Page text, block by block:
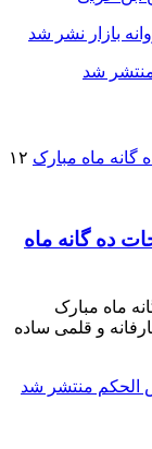
بازار نشر شد
شد
۱۲
ده‌ گانه ماه
ماه مبارک
و قلمی ساده